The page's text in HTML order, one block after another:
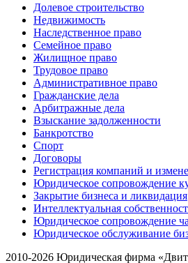
Долевое строительство
Недвижимость
Наследственное право
Семейное право
Жилищное право
Трудовое право
Административное право
Гражданские дела
Арбитражные дела
Взыскание задолженности
Банкротство
Спорт
Договоры
Регистрация компаний и
Юридическое сопровождение
Закрытие бизнеса и ликвидация
Интеллектуальная
Юридическое сопровождение
Юридическое обслуживание
2010-2026 Юридическая фирма